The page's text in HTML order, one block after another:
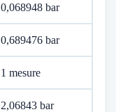
0,068948 bar
0,689476 bar
1 mesure
2,06843 bar